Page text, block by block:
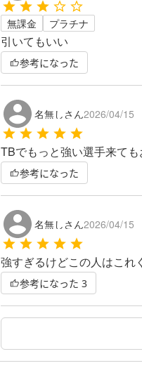
無課金 プラチナ
引いてもいい
参考になった
名無しさん2026/04/15
TBでもっと強い選手来て
参考になった
名無しさん2026/04/15
強すぎるけどこの人はこれ
参考になった 3